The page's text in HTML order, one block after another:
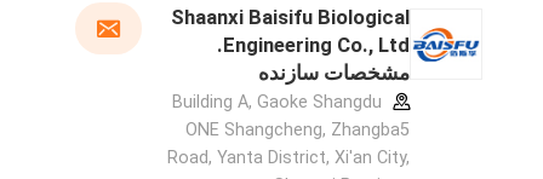
Shaanxi Baisifu Biological
Engineering Co., Ltd.
مشخصات سازنده
Building A, Gaoke Shangdu
ONE Shangcheng, Zhangba5
Road, Yanta District, Xi'an City,